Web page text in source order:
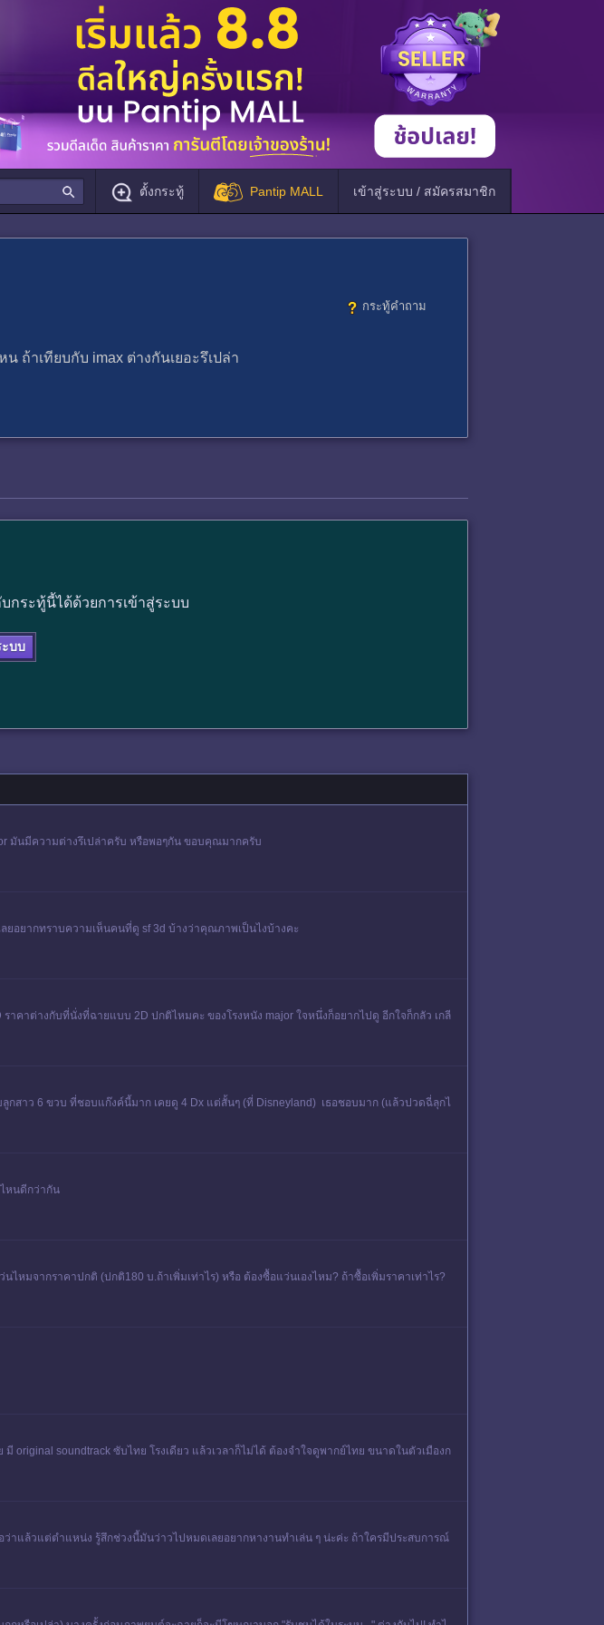
ตั้งกระทู้ Pantip MALL เข้าสู่ระบบ / สมัครสมาชิก
กระทู้คำถาม
ถ้าเทียบกับ imax ต่างกันเยอะรึเปล่า
ระทู้นี้ได้ด้วยการเข้าสู่ระบบ
ะบบ
มันมีความต่างรึเปล่าครับ หรือพอๆกัน ขอบคุณมากครับ
ยอยากทราบความเห็นคนที่ดู sf 3d บ้างว่าคุณภาพเป็นไงบ้างคะ
าต่างกับที่นั่งที่ฉายแบบ 2D ปกติไหมคะ ของโรงหนัง major ใจหนึ่งก็อยากไปดู อีกใจก็กลัว เกลี
สาว 6 ขวบ ที่ชอบแก๊งค์นี้มาก เคยดู 4 Dx แต่สั้นๆ (ที่ Disneyland) เธอชอบมาก (แล้วปวดฉี่ลุกไ
หนดีกว่ากัน
หมจากราคาปกติ (ปกติ180 บ.ถ้าเพิ่มเท่าไร) หรือ ต้องซื้อแว่นเองไหม? ถ้าซื้อเพิ่มราคาเท่าไร?
original soundtrack ซับไทย โรงเดียว แล้วเวลาก็ไม่ได้ ต้องจำใจดูพากย์ไทย ขนาดในตัวเมืองก
าแล้วแต่ตำแหน่ง รู้สึกช่วงนี้มันว่าวไปหมดเลยอยากหางานทำเล่น ๆ น่ะค่ะ ถ้าใครมีประสบการณ์